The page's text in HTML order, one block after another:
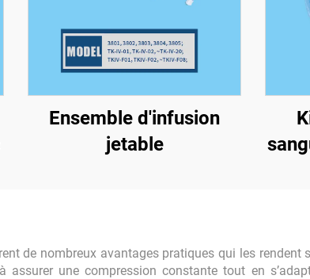
Ensemble d'infusion
jetable
de nombreux avantages pratiques qui les
assurer une compression constante tout en